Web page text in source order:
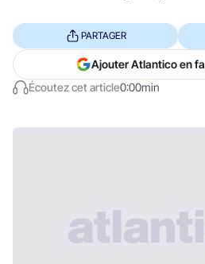
Écoutez cet article0:00min
PARTAGER
Ajouter Atlantico en